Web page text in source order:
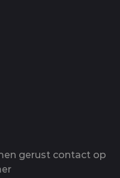
gerust contact op